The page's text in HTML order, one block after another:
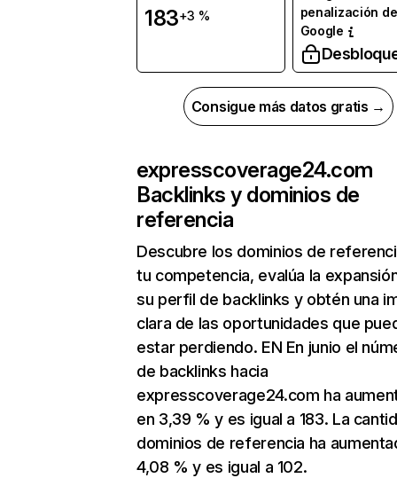
183+3 %
penalización de
Google
Consigue más datos gratis →
expresscoverage24.com
Backlinks y dominios de
referencia
Descubre los dominios de
tu competencia, evalúa la
su perfil de backlinks y obtén una
clara de las oportunidades que
estar perdiendo. EN En junio el
de backlinks hacia
expresscoverage24.com ha
en 3,39 % y es igual a 183. La
dominios de referencia ha
4,08 % y es igual a 102.